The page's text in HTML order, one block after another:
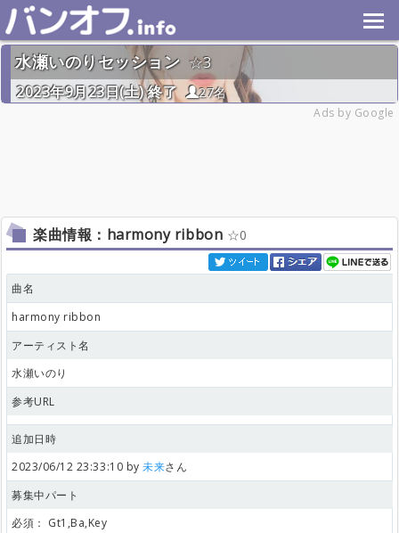
水瀬いのりセッション
3
2023年9月23日(土) 終了
27名
Ads by Google
楽曲情報：harmony ribbon 0
曲名
harmony ribbon
アーティスト名
水瀬いのり
参考URL
追加日時
2023/06/12 23:33:10 by未来さん
募集中パート
必須： Gt1,Ba,Key